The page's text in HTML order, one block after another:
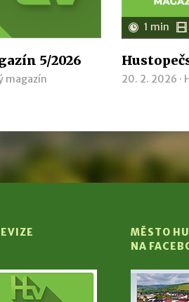
5/2026
magazín
1 min
20. 2. 2026 ·
MĚSTO
NA